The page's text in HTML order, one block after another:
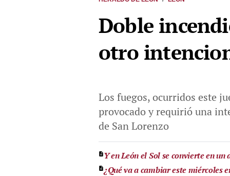
Doble
otro
Los fuegos, ocurridos este
provocado y requirió una
de San Lorenzo
Y en León el Sol se convierte en un
¿Qué va a cambiar este miércoles